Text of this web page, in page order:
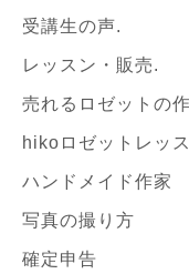
受講生の声.
レッスン・販売.
売れるロゼットの
hikoロゼットレッ
ハンドメイド作家
写真の撮り方
確定申告